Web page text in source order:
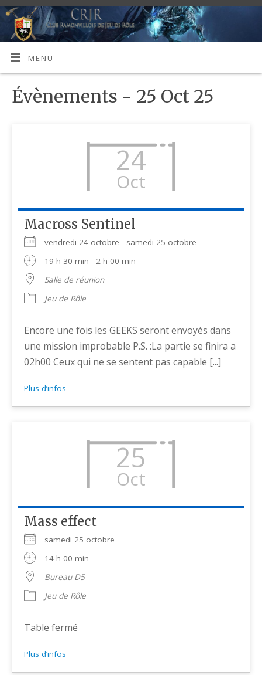
MENU
Évènements - 25 Oct 25
24
Oct
Macross Sentinel
vendredi 24 octobre - samedi 25 octobre
19 h 30 min - 2 h 00 min
Salle de réunion
Jeu de Rôle
Encore une fois les GEEKS seront envoyés dans
une mission improbable P.S. :La partie se finira a
02h00 Ceux qui ne se sentent pas capable [...]
Plus d’infos
25
Oct
Mass effect
samedi 25 octobre
14 h 00 min
Bureau D5
Jeu de Rôle
Table fermé
Plus d’infos